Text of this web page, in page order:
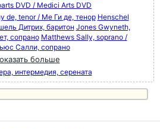
DVD / Medici Arts DVD
de, tenor / Ме Ги де, тенор Henschel
Дитрих, баритон Jones Gwyneth,
сопрано Matthews Sally, soprano /
Салли, сопрано
больше
интермедия, серената